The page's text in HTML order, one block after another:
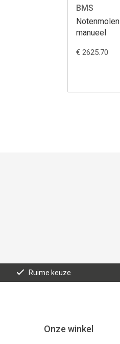
BMS
Notenmolen
manueel
€ 2625.70
Ruime keuze
Onze winkel